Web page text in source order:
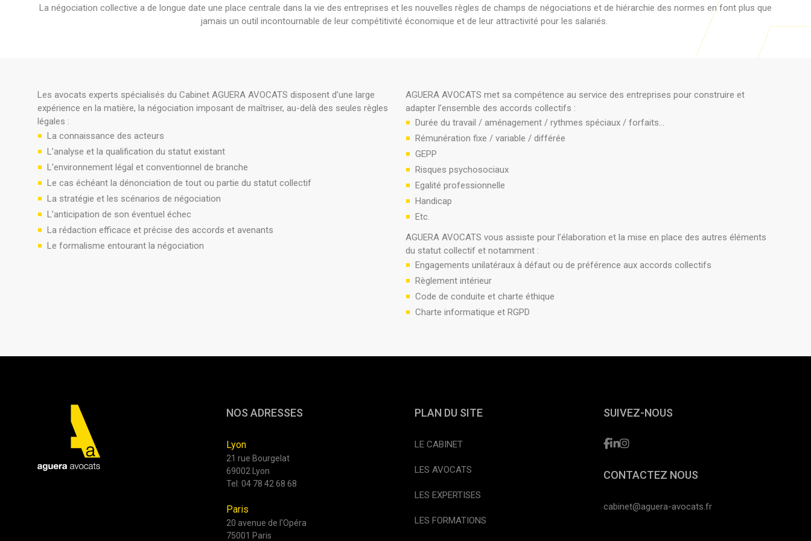
La négociation collective a de longue date une place centrale dans la vie des entreprises et les nouvelles règles de champs de négociations et de hiérarchie des normes en font plus que
jamais un outil incontournable de leur compétitivité économique et de leur attractivité pour les salariés.
Les avocats experts spécialisés du Cabinet AGUERA AVOCATS disposent d’une large
expérience en la matière, la négociation imposant de maîtriser, au-delà des seules règles
légales :
La connaissance des acteurs
L’analyse et la qualification du statut existant
L’environnement légal et conventionnel de branche
Le cas échéant la dénonciation de tout ou partie du statut collectif
La stratégie et les scénarios de négociation
L’anticipation de son éventuel échec
La rédaction efficace et précise des accords et avenants
Le formalisme entourant la négociation
AGUERA AVOCATS met sa compétence au service des entreprises pour construire et
adapter l’ensemble des accords collectifs :
Durée du travail / aménagement / rythmes spéciaux / forfaits…
Rémunération fixe / variable / différée
GEPP
Risques psychosociaux
Egalité professionnelle
Handicap
Etc.
AGUERA AVOCATS vous assiste pour l’élaboration et la mise en place des autres éléments
du statut collectif et notamment :
Engagements unilatéraux à défaut ou de préférence aux accords collectifs
Règlement intérieur
Code de conduite et charte éthique
Charte informatique et RGPD
NOS ADRESSES
Lyon
21 rue Bourgelat
69002 Lyon
Tel: 04 78 42 68 68
Paris
20 avenue de l'Opéra
75001 Paris
PLAN DU SITE
LE CABINET
LES AVOCATS
LES EXPERTISES
LES FORMATIONS
SUIVEZ-NOUS
CONTACTEZ NOUS
cabinet@aguera-avocats.fr